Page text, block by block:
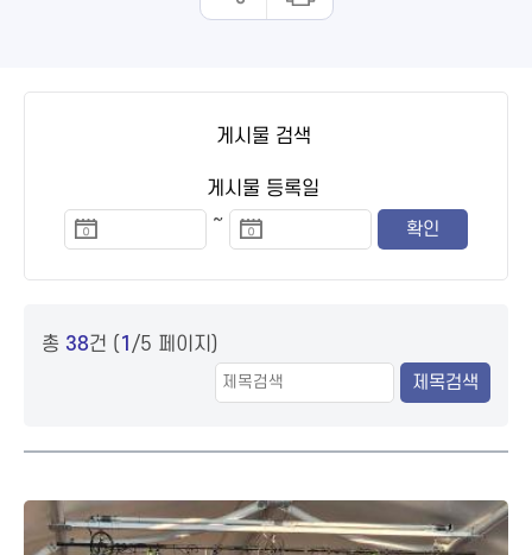
게시물 검색
게시물 등록일
~
총 38건 ( 1 /5 페이지)